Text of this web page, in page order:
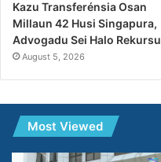
Kazu Transferénsia Osan
Millaun 42 Husi Singapura,
Advogadu Sei Halo Rekursu
August 5, 2026
Most Viewed